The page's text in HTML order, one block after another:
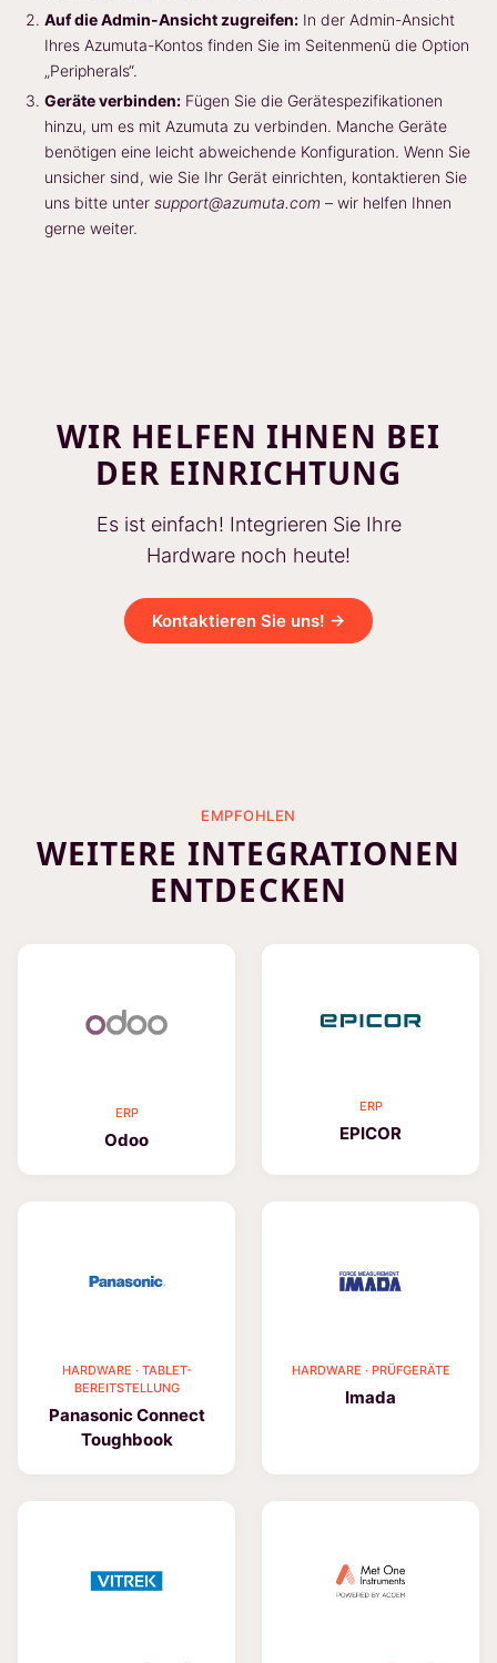
Auf die Admin-Ansicht zugreifen: In der Admin-Ansicht
Ihres Azumuta-Kontos finden Sie im Seitenmenü die Option
„Peripherals“.
Geräte verbinden: Fügen Sie die Gerätespezifikationen
hinzu, um es mit Azumuta zu verbinden. Manche Geräte
benötigen eine leicht abweichende Konfiguration. Wenn Sie
unsicher sind, wie Sie Ihr Gerät einrichten, kontaktieren Sie
uns bitte unter support@azumuta.com – wir helfen Ihnen
gerne weiter.
WIR HELFEN IHNEN BEI
DER EINRICHTUNG
Es ist einfach! Integrieren Sie Ihre
Hardware noch heute!
Kontaktieren Sie uns! →
EMPFOHLEN
WEITERE INTEGRATIONEN
ENTDECKEN
ERP
Odoo
ERP
EPICOR
HARDWARE · TABLET-
BEREITSTELLUNG
Panasonic Connect
Toughbook
HARDWARE · PRÜFGERÄTE
Imada